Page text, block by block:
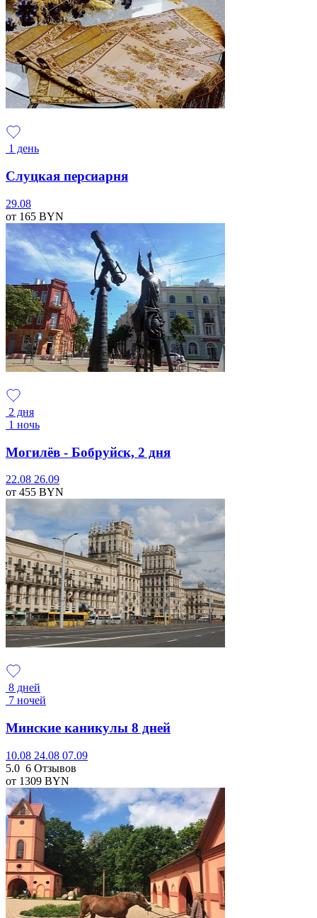
1 день
Слуцкая персиарня
29.08
от 165 BYN
2 дня
1 ночь
Могилёв - Бобруйск, 2 дня
22.08 26.09
от 455 BYN
8 дней
7 ночей
Минские каникулы 8 дней
10.08 24.08 07.09
5.0 6 Отзывов
от 1309 BYN